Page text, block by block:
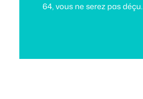
64, vous ne serez pas déçu.